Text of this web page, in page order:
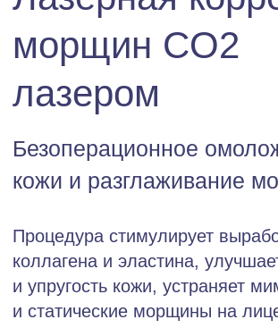
Безоперационное омоложение
лазером
коллагена и эластина, улучшает текстуру
и упругость кожи, устраняет мимические
и статические морщины на лице, шее
и декольте. Минимальный риск осложнений
Время процедуры 30−60 минут
Реабилитация 5−10 дней
Длительность эффекта от 1 года до